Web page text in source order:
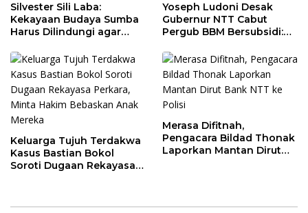
Silvester Sili Laba:
Kekayaan Budaya Sumba
Harus Dilindungi agar
Yoseph Ludoni Desak
Gubernur NTT Cabut
Pergub BBM Bersubsidi:
Tagih Pajak
Keluarga Tujuh Terdakwa
Kasus Bastian Bokol
Soroti Dugaan Rekayasa
Merasa Difitnah,
Pengacara Bildad Thonak
Laporkan Mantan Dirut